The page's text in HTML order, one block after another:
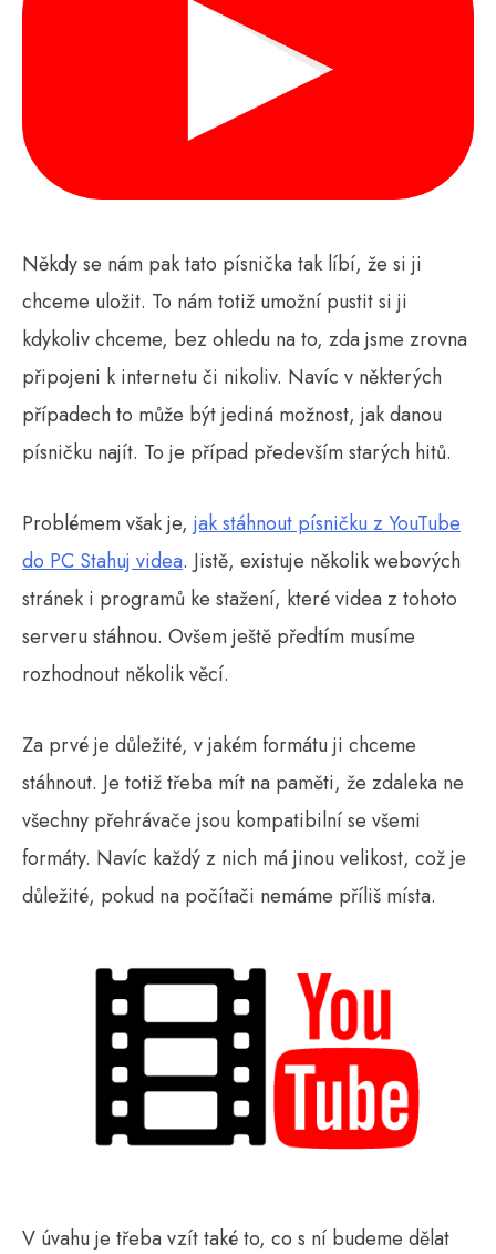
Někdy se nám pak tato písnička tak líbí, že si ji
chceme uložit. To nám totiž umožní pustit si ji
kdykoliv chceme, bez ohledu na to, zda jsme zrovna
připojeni k internetu či nikoliv. Navíc v některých
případech to může být jediná možnost, jak danou
písničku najít. To je případ především starých hitů.
Problémem však je, jak stáhnout písničku z YouTube
do PC Stahuj videa. Jistě, existuje několik webových
stránek i programů ke stažení, které videa z tohoto
serveru stáhnou. Ovšem ještě předtím musíme
rozhodnout několik věcí.
Za prvé je důležité, v jakém formátu ji chceme
stáhnout. Je totiž třeba mít na paměti, že zdaleka ne
všechny přehrávače jsou kompatibilní se všemi
formáty. Navíc každý z nich má jinou velikost, což je
důležité, pokud na počítači nemáme příliš místa.
V úvahu je třeba vzít také to, co s ní budeme dělat